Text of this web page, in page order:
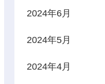
2024年6月
2024年5月
2024年4月